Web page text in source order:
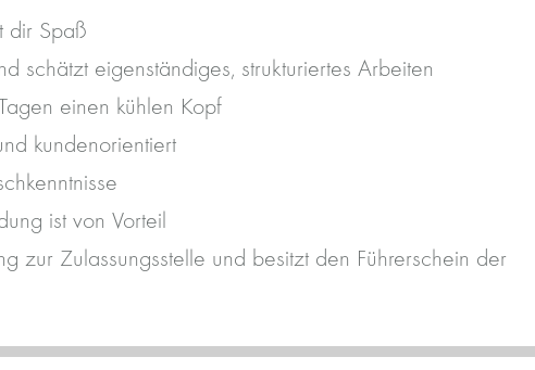
dir Spaß
schätzt eigenständiges, strukturiertes Arbeiten
einen kühlen Kopf
kundenorientiert
ist von Vorteil
zur Zulassungsstelle und besitzt den Führerschein der